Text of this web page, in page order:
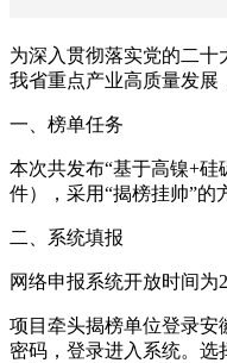
为深入贯彻落实党的二
我省重点产业高质量发展
一、榜单任务
本次共发布“基于高镍+硅
件），采用“揭榜挂帅”的
二、系统填报
网络申报系统开放时间为
项目牵头揭榜单位登录安
密码，登录进入系统。选